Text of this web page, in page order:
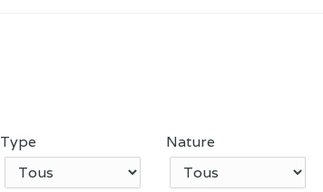
Type Nature